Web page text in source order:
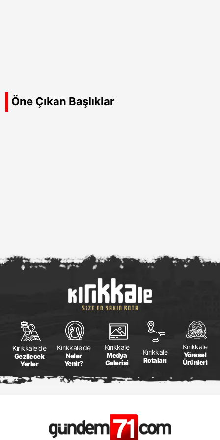
Öne Çıkan Başlıklar
Kırıkkale'de
Gezilecek
Yerler
Kırıkkale'de
Neler
Yenir?
Kırıkkale
Medya
Galerisi
Kırıkkale
Rotaları
Kırıkkale
Yöresel
Ürünleri